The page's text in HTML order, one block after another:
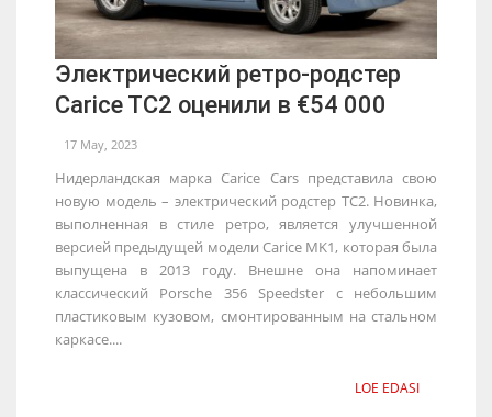
Электрический ретро-родстер
Carice TC2 оценили в €54 000
17 May, 2023
Нидерландская марка Carice Cars представила свою
новую модель – электрический родстер TC2. Новинка,
выполненная в стиле ретро, является улучшенной
версией предыдущей модели Carice MK1, которая была
выпущена в 2013 году. Внешне она напоминает
классический Porsche 356 Speedster с небольшим
пластиковым кузовом, смонтированным на стальном
каркасе....
LOE EDASI